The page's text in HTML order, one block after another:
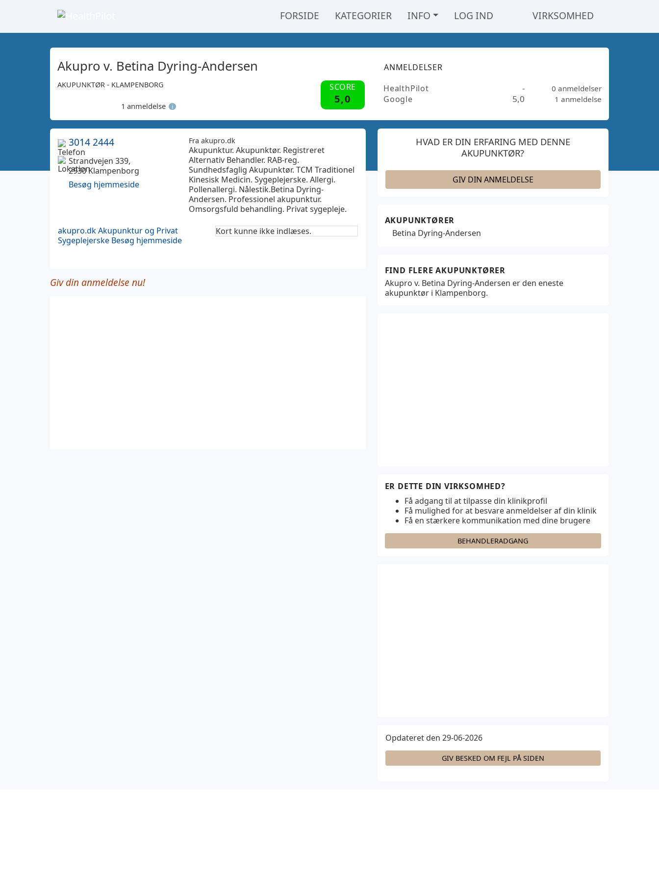
FORSIDE KATEGORIER INFO LOG IND VIRKSOMHED
Akupro v. Betina Dyring-Andersen
AKUPUNKTØR - KLAMPENBORG
1 anmeldelse i
SCORE
5,0
ANMELDELSER
HealthPilot
- 0 anmeldelser
Google 5,0 1 anmeldelse
3014 2444
Strandvejen 339,
2930 Klampenborg
Besøg hjemmeside
Fra akupro.dk
Akupunktur. Akupunktør. Registreret
Alternativ Behandler. RAB-reg.
Sundhedsfaglig Akupunktør. TCM Traditionel
Kinesisk Medicin. Sygeplejerske. Allergi.
Pollenallergi. Nålestik.Betina Dyring-
Andersen. Professionel akupunktur.
Omsorgsfuld behandling. Privat sygepleje.
akupro.dkAkupunktur og Privat
Sygeplejerske Besøg hjemmeside
Kort kunne ikke indlæses.
Giv din anmeldelse nu!
HVAD ER DIN ERFARING MED DENNE
AKUPUNKTØR?
GIV DIN ANMELDELSE
AKUPUNKTØRER
Betina Dyring-Andersen
FIND FLERE AKUPUNKTØRER
Akupro v. Betina Dyring-Andersen er den eneste
akupunktør i Klampenborg.
ER DETTE DIN VIRKSOMHED?
Få adgang til at tilpasse din klinikprofil
Få mulighed for at besvare anmeldelser af din klinik
Få en stærkere kommunikation med dine brugere
BEHANDLERADGANG
Opdateret den 29-06-2026
GIV BESKED OM FEJL PÅ SIDEN